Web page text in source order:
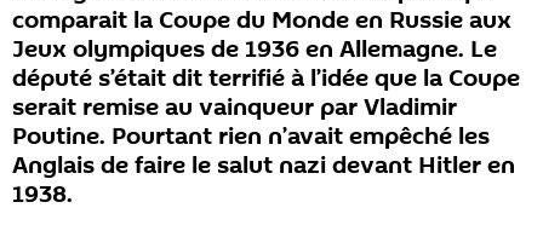
comparait la Coupe du Monde en Russie aux
Jeux olympiques de 1936 en Allemagne. Le
député s’était dit terrifié à l’idée que la Coupe
serait remise au vainqueur par Vladimir
Poutine. Pourtant rien n’avait empêché les
Anglais de faire le salut nazi devant Hitler en
1938.